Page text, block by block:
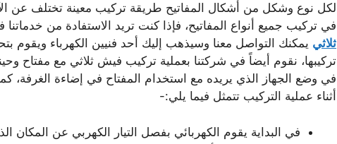
لكل نوع وشكل من أشكال المفاتيح طريقة تركيب معينة تختلف عن
في تركيب جميع أنواع المفاتيح، فإذا كنت تريد الاستفادة من خدماتنا
ثلاثي يمكنك التواصل معنا وسيذهب إليك أحد فنيين الكهرباء ويقوم
تركيبها، نقوم أيضاً في شركتنا بعملية تركيب فيش ثلاثي مع مفتاح
في وضع الجهاز الذي يريده مع استخدام المفتاح في إضاءة الغرفة،
أثناء عملية التركيب تتمثل فيما يلي:-
في البداية يقوم الكهربائي بفصل التيار الكهربي عن المكان